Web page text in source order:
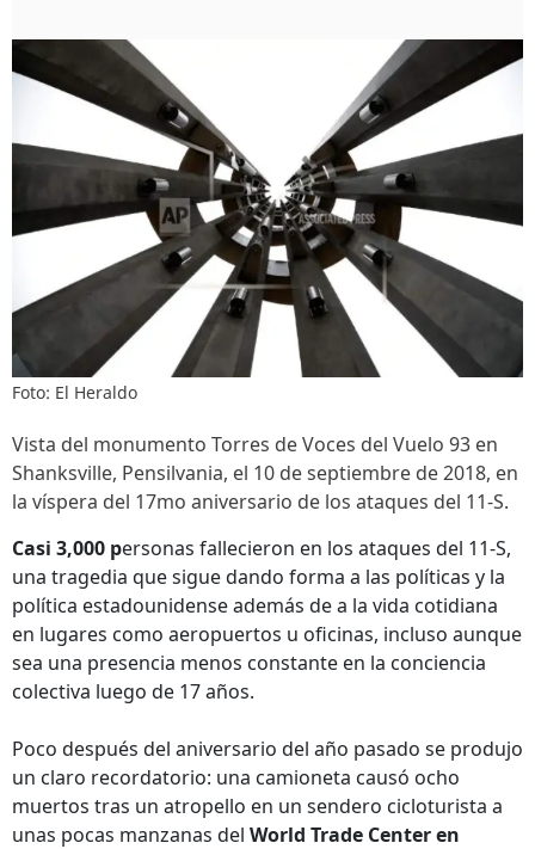
Foto: El Heraldo
Vista del monumento Torres de Voces del Vuelo 93 en
Shanksville, Pensilvania, el 10 de septiembre de 2018, en
la víspera del 17mo aniversario de los ataques del 11-S.
Casi 3,000 personas fallecieron en los ataques del 11-S,
una tragedia que sigue dando forma a las políticas y la
política estadounidense además de a la vida cotidiana
en lugares como aeropuertos u oficinas, incluso aunque
sea una presencia menos constante en la conciencia
colectiva luego de 17 años.
Poco después del aniversario del año pasado se produjo
un claro recordatorio: una camioneta causó ocho
muertos tras un atropello en un sendero cicloturista a
unas pocas manzanas del World Trade Center en